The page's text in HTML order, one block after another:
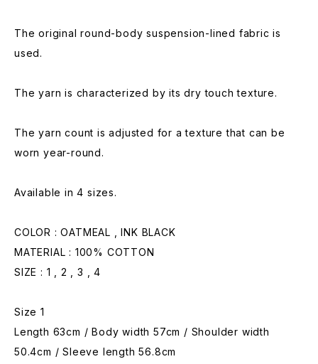
The original round-body suspension-lined fabric is
used.
The yarn is characterized by its dry touch texture.
The yarn count is adjusted for a texture that can be
worn year-round.
Available in 4 sizes.
COLOR : OATMEAL , INK BLACK
MATERIAL : 100% COTTON
SIZE : 1 , 2 , 3 , 4
Size 1
Length 63cm / Body width 57cm / Shoulder width
50.4cm / Sleeve length 56.8cm